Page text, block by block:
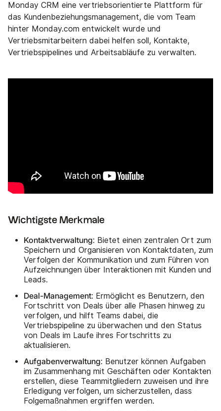
Monday CRM eine vertriebsorientierte Plattform für
das Kundenbeziehungsmanagement, die vom Team
hinter Monday.com entwickelt wurde und
Vertriebsmitarbeitern dabei helfen soll, Kontakte,
Vertriebspipelines und Arbeitsabläufe zu verwalten.
Wichtigste Merkmale
Kontaktverwaltung: Bietet einen zentralen Ort zum
Speichern und Organisieren von Kontaktdaten, zum
Verfolgen der Kommunikation und zum Führen von
Aufzeichnungen über Interaktionen mit Kunden und
Leads.
Deal-Management: Ermöglicht es Benutzern, den
Fortschritt von Deals über alle Phasen hinweg zu
verfolgen, und hilft Teams dabei, die
Vertriebspipeline zu überwachen und den Status
von Deals im Laufe ihres Fortschritts zu
aktualisieren.
Aufgabenverwaltung: Benutzer können Aufgaben
im Zusammenhang mit Geschäften oder Kontakten
erstellen, diese Teammitgliedern zuweisen und ihre
Erledigung verfolgen, um sicherzustellen, dass
Folgemaßnahmen ergriffen werden.